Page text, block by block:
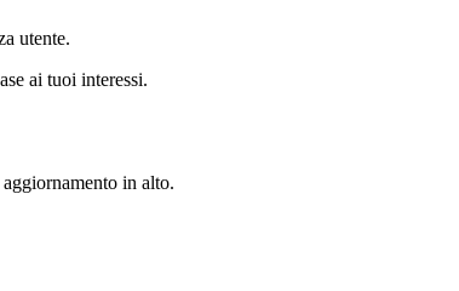
utente.
ai tuoi interessi.
in alto.